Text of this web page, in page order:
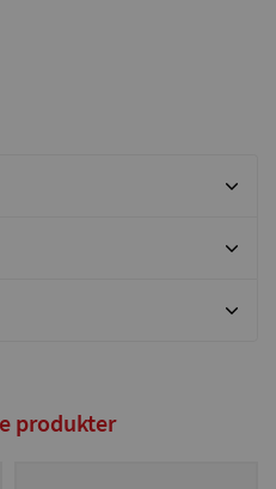
produkter